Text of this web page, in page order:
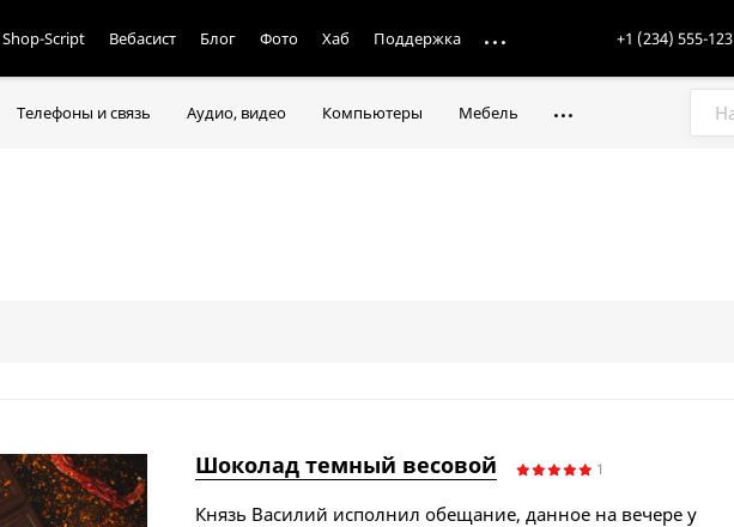
Shop-Script Вебасист Блог Фото Хаб Поддержка +1 (234) 555-123
Телефоны и связь Аудио, видео Компьютеры Мебель
Шоколад темный весовой 1
​Князь Василий исполнил обещание, данное на вечере у